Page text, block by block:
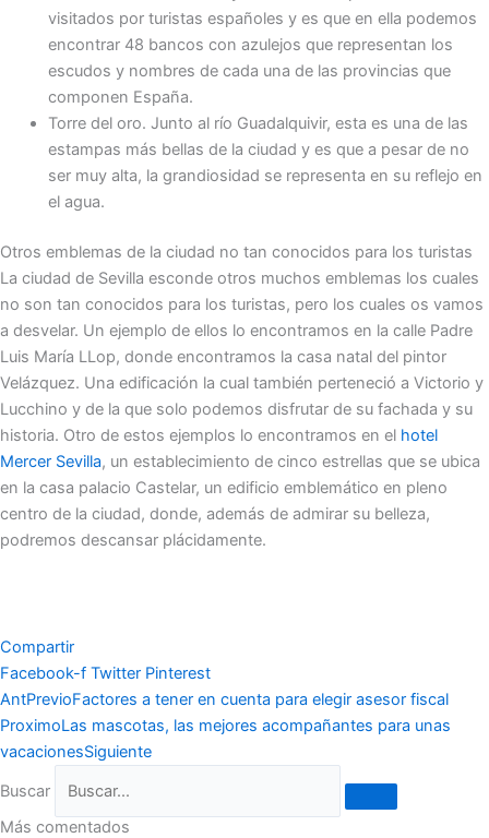
visitados por turistas españoles y es que en ella podemos
encontrar 48 bancos con azulejos que representan los
escudos y nombres de cada una de las provincias que
componen España.
Torre del oro. Junto al río Guadalquivir, esta es una de las
estampas más bellas de la ciudad y es que a pesar de no
ser muy alta, la grandiosidad se representa en su reflejo en
el agua.
Otros emblemas de la ciudad no tan conocidos para los turistas
La ciudad de Sevilla esconde otros muchos emblemas los cuales
no son tan conocidos para los turistas, pero los cuales os vamos
a desvelar. Un ejemplo de ellos lo encontramos en la calle Padre
Luis María LLop, donde encontramos la casa natal del pintor
Velázquez. Una edificación la cual también perteneció a Victorio y
Lucchino y de la que solo podemos disfrutar de su fachada y su
historia. Otro de estos ejemplos lo encontramos en el hotel
Mercer Sevilla, un establecimiento de cinco estrellas que se ubica
en la casa palacio Castelar, un edificio emblemático en pleno
centro de la ciudad, donde, además de admirar su belleza,
podremos descansar plácidamente.
Compartir
Facebook-f Twitter Pinterest
AntPrevioFactores a tener en cuenta para elegir asesor fiscal
ProximoLas mascotas, las mejores acompañantes para unas
vacacionesSiguiente
Buscar
Más comentados